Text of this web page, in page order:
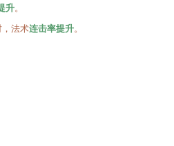
升。
法术连击率提升。